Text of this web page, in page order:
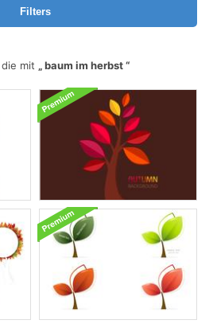
Filters
mit
baum im herbst